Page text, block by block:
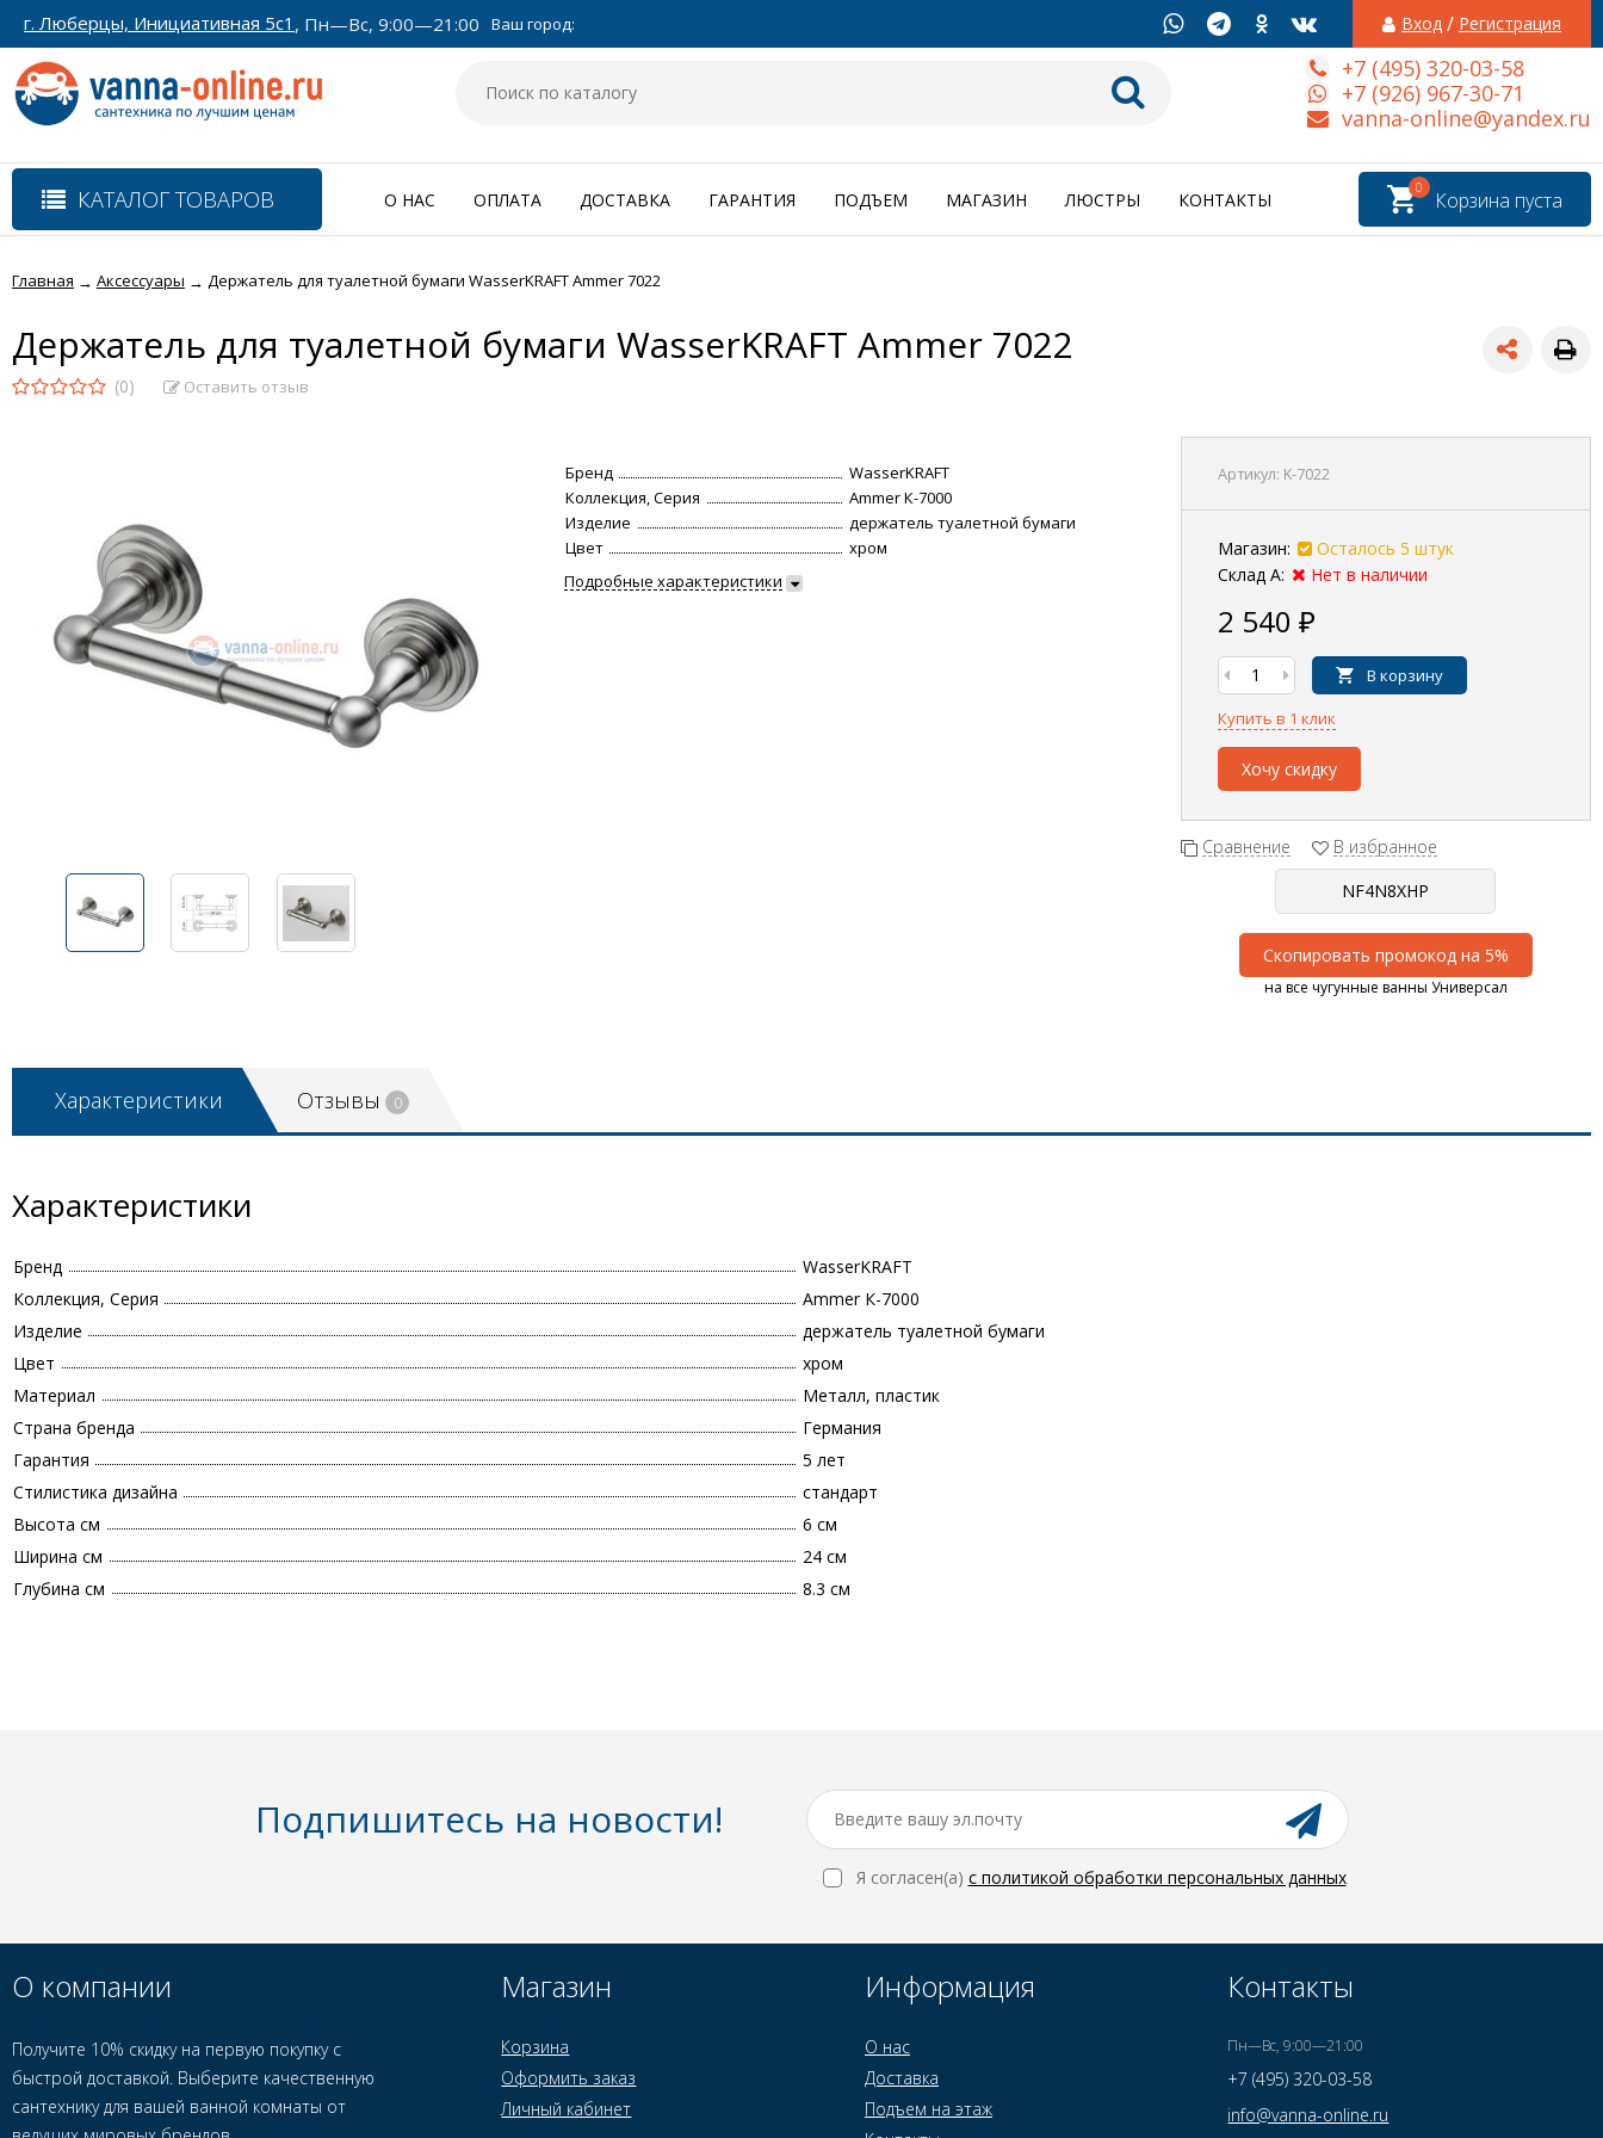
г. Люберцы, Инициативная 5с1 , Пн—Вс, 9:00—21:00 Ваш город: Вход / Регистрация
+7 (495) 320-03-58
+7 (926) 967-30-71
vanna-online@yandex.ru
КАТАЛОГ ТОВАРОВ Корзина пуста
0
О НАС ОПЛАТА ДОСТАВКА ГАРАНТИЯ ПОДЪЕМ МАГАЗИН ЛЮСТРЫ КОНТАКТЫ
Главная → Аксессуары → Держатель для туалетной бумаги WasserKRAFT Ammer 7022
Держатель для туалетной бумаги WasserKRAFT Ammer 7022
(0) Оставить отзыв
Артикул: K-7022
Магазин:
Осталось 5 штук
Склад А:
Нет в наличии
2 540 ₽
В корзину
Купить в 1 клик
Хочу скидку
Сравнение В избранное
Скопировать промокод на 5%
на все чугунные ванны Универсал
Бренд
WasserKRAFT
Коллекция, Серия
Ammer К-7000
Изделие
держатель туалетной бумаги
Цвет
хром
Подробные характеристики
Характеристики Отзывы 0
Характеристики
Бренд
WasserKRAFT
Коллекция, Серия
Ammer К-7000
Изделие
держатель туалетной бумаги
Цвет
хром
Материал
Металл, пластик
Страна бренда
Германия
Гарантия
5 лет
Стилистика дизайна
стандарт
Высота см
6 см
Ширина см
24 см
Глубина см
8.3 см
Подпишитесь на новости!
Я согласен(a) с политикой обработки персональных данных
О компании
Получите 10% скидку на первую покупку с
быстрой доставкой. Выберите качественную
сантехнику для вашей ванной комнаты от
Магазин
Корзина
Оформить заказ
Личный кабинет
Информация
О нас
Доставка
Подъем на этаж
Контакты
Пн—Вс, 9:00—21:00
+7 (495) 320-03-58
info@vanna-online.ru